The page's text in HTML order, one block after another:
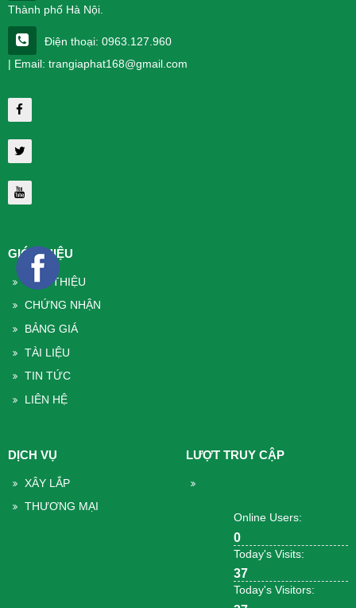
Thành phố Hà Nội.
Điện thoại: 0963.127.960
| Email: trangiaphat168@gmail.com
GIỚI THIỆU
GIỚI THIỆU
CHỨNG NHẬN
BẢNG GIÁ
TÀI LIỆU
TIN TỨC
LIÊN HỆ
DỊCH VỤ
XÂY LẮP
THƯƠNG MẠI
LƯỢT TRUY CẬP
Online Users:
0
Today's Visits:
37
Today's Visitors: